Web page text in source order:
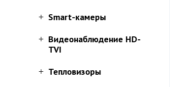
Smart-камеры
Видеонаблюдение HD-
TVI
Тепловизоры